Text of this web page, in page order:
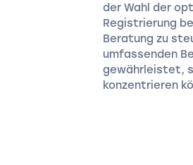
der Wahl der
Registrierung
Beratung zu
umfassenden
gewährleistet,
konzentrieren